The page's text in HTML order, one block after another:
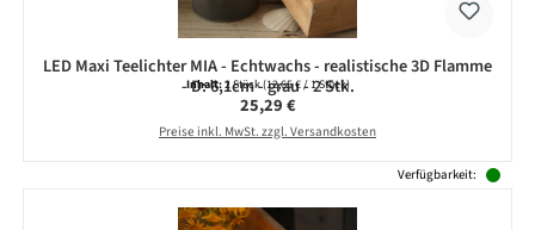
LED Maxi Teelichter MIA - Echtwachs - realistische 3D Flamme
- D: 6,1cm - grau - 2 Stk.
Inhalt:2 Stück(12,65 € / 1 Stück)
Regulärer Preis:
25,29 €
Preise inkl. MwSt. zzgl. Versandkosten
Verfügbarkeit: